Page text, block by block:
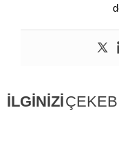
İLGİNİZİ